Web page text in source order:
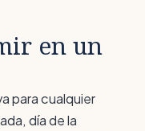
en un
para cualquier
día de la